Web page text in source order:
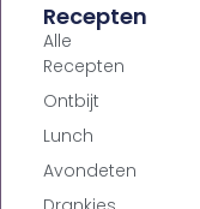
Recepten
Alle
Recepten
Ontbijt
Lunch
Avondeten